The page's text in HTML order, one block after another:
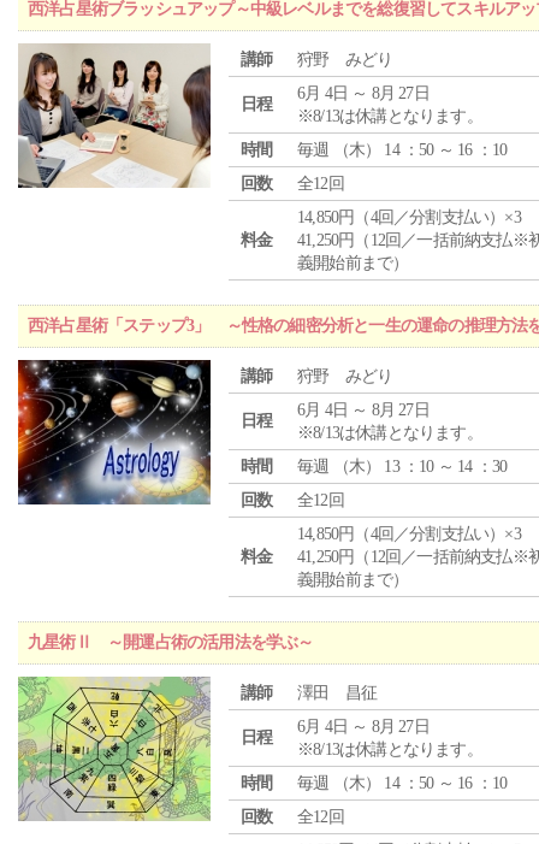
西洋占星術ブラッシュアップ～中級レベルまでを総復習してスキルア
講師 狩野 みどり
日程
6月 4日 ～ 8月 27日
※8/13は休講となります。
時間
毎週 （木） 14 ：50 ～ 16 ：10
回数
全12回
料金
14,850円（4回／分割支払い）×3
41,250円（12回／一括前納支払※
義開始前まで）
西洋占星術「ステップ3」 ～性格の細密分析と一生の運命の推理方法
講師 狩野 みどり
日程
6月 4日 ～ 8月 27日
※8/13は休講となります。
時間
毎週 （木） 13 ：10 ～ 14 ：30
回数
全12回
料金
14,850円（4回／分割支払い）×3
41,250円（12回／一括前納支払※
義開始前まで）
九星術Ⅱ ～開運占術の活用法を学ぶ～
講師 澤田 昌征
日程
6月 4日 ～ 8月 27日
※8/13は休講となります。
時間
毎週 （木） 14 ：50 ～ 16 ：10
回数
全12回